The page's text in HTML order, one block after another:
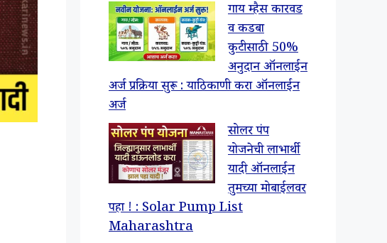
गाय म्हैस कारवड
व कडबा
कुटीसाठी 50%
अनुदान ऑनलाईन
अर्ज प्रक्रिया सुरू : याठिकाणी करा ऑनलाईन
अर्ज
सोलर पंप
योजनेची लाभार्थी
यादी ऑनलाईन
तुमच्या मोबाईलवर
पहा ! : Solar Pump List
Maharashtra